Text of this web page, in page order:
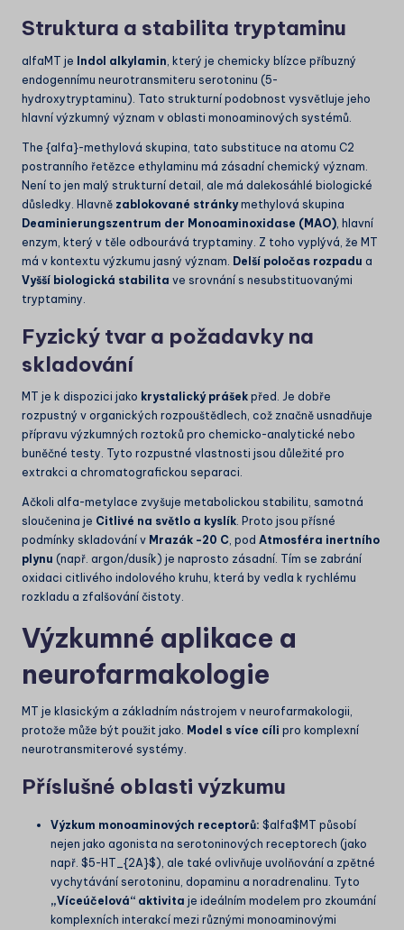
Struktura a stabilita tryptaminu
alfaMT je Indol alkylamin , který je chemicky blízce příbuzný
endogennímu neurotransmiteru serotoninu (5-
hydroxytryptaminu). Tato strukturní podobnost vysvětluje jeho
hlavní výzkumný význam v oblasti monoaminových systémů.
The {alfa}-methylová skupina, tato substituce na atomu C2
postranního řetězce ethylaminu má zásadní chemický význam.
Není to jen malý strukturní detail, ale má dalekosáhlé biologické
důsledky. Hlavně zablokované stránkymethylová skupina
Deaminierungszentrum der Monoaminoxidase (MAO) , hlavní
enzym, který v těle odbourává tryptaminy. Z toho vyplývá, že MT
má v kontextu výzkumu jasný význam. Delší poločas rozpadu a
Vyšší biologická stabilita ve srovnání s nesubstituovanými
tryptaminy.
Fyzický tvar a požadavky na
skladování
MT je k dispozici jako krystalický prášek před. Je dobře
rozpustný v organických rozpouštědlech, což značně usnadňuje
přípravu výzkumných roztoků pro chemicko-analytické nebo
buněčné testy. Tyto rozpustné vlastnosti jsou důležité pro
extrakci a chromatografickou separaci.
Ačkoli alfa-metylace zvyšuje metabolickou stabilitu, samotná
sloučenina je Citlivé na světlo a kyslík. Proto jsou přísné
podmínky skladování v Mrazák -20 C, pod Atmosféra inertního
plynu (např. argon/dusík) je naprosto zásadní. Tím se zabrání
oxidaci citlivého indolového kruhu, která by vedla k rychlému
rozkladu a zfalšování čistoty.
Výzkumné aplikace a
neurofarmakologie
MT je klasickým a základním nástrojem v neurofarmakologii,
protože může být použit jako. Model s více cíli pro komplexní
neurotransmiterové systémy.
Příslušné oblasti výzkumu
Výzkum monoaminových receptorů: $alfa$ MT působí
nejen jako agonista na serotoninových receptorech (jako
např. $5-HT_{2A}$), ale také ovlivňuje uvolňování a zpětné
vychytávání serotoninu, dopaminu a noradrenalinu. Tyto
„Víceúčelová“ aktivita je ideálním modelem pro zkoumání
komplexních interakcí mezi různými monoaminovými